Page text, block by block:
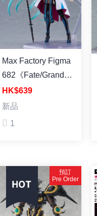
Max Factory Figma
682《Fate/Grand
Order》Berserker/
摩根 塗裝成品
HK$639
新品
1
預訂
Pre Order